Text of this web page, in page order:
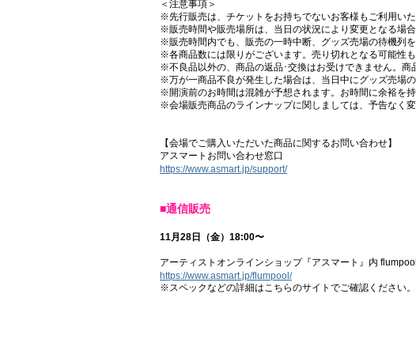
＜注意事項＞
※先行販売は、チケットをお持ちでないお客様もご利用いた
※販売時間や販売場所は、当日の状況により変更となる場合
※販売時間内でも、販売の一時中断、グッズ売場の待機列
※各商品数には限りがございます。売り切れとなる可能性
※不良品以外の、商品の返品･交換はお受けできません。商
※万が一商品不良が発生した場合は、当日中にグッズ売場
※開演前のお時間は混雑が予想されます。お時間に余裕を持
※会場販売商品のラインナップに関しましては、予告なく
【会場でご購入いただいた商品に関するお問い合わせ】
アスマートお問い合わせ窓口
https://www.asmart.jp/support/
■通信販売
11月28日（金）18:00〜
アーティストオンラインショップ『アスマート』内
https://www.asmart.jp/flumpool/
※スペックなどの詳細はこちらのサイトでご確認ください。